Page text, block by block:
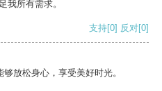
我所有需求。
支持[0] 反对[0]
放松身心，享受美好时光。